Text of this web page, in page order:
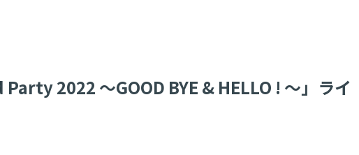
2022 ～GOOD BYE & HELLO ! ～」ライ